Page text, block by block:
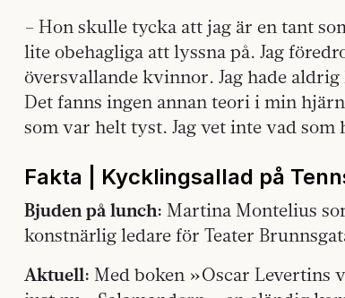
– Hon skulle tycka att jag är en tant
lite obehagliga att lyssna på. Jag
översvallande kvinnor. Jag hade
Det fanns ingen annan teori i min
som var helt tyst. Jag vet inte vad som
Fakta | Kycklingsallad på
Bjuden på lunch: Martina Montelius
konstnärlig ledare för Teater
Aktuell: Med boken »Oscar Levertins